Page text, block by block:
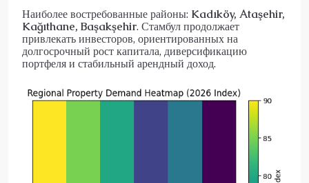
Наиболее востребованные районы: Kadıköy, Ataşehir,
Kağıthane, Başakşehir. Стамбул продолжает
привлекать инвесторов, ориентированных на
долгосрочный рост капитала, диверсификацию
портфеля и стабильный арендный доход.